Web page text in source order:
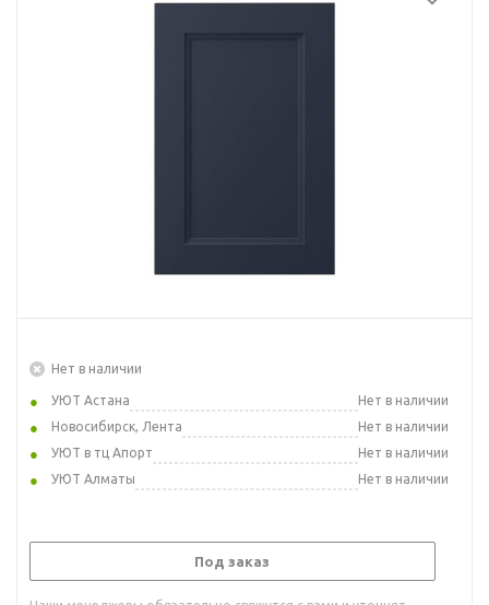
Нет в наличии
УЮТ Астана
Нет в наличии
Новосибирск, Лента
Нет в наличии
УЮТ в тц Апорт
Нет в наличии
УЮТ Алматы
Нет в наличии
Под заказ